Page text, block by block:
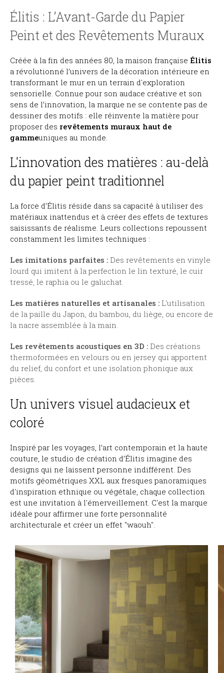
Élitis : L’Avant-Garde du Papier
Peint et des Revêtements Muraux
Créée à la fin des années 80, la maison française Élitis
a révolutionné l’univers de la décoration intérieure en
transformant le mur en un terrain d'exploration
sensorielle. Connue pour son audace créative et son
sens de l’innovation, la marque ne se contente pas de
dessiner des motifs : elle réinvente la matière pour
proposer des revêtements muraux haut de
gammeuniques au monde.
L'innovation des matières : au-delà
du papier peint traditionnel
La force d’Élitis réside dans sa capacité à utiliser des
matériaux inattendus et à créer des effets de textures
saisissants de réalisme. Leurs collections repoussent
constamment les limites techniques :
Les imitations parfaites : Des revêtements en vinyle
lourd qui imitent à la perfection le lin texturé, le cuir
tressé, le raphia ou le galuchat.
Les matières naturelles et artisanales : L'utilisation
de la paille du Japon, du bambou, du liège, ou encore de
la nacre assemblée à la main.
Les revêtements acoustiques en 3D : Des créations
thermoformées en velours ou en jersey qui apportent
du relief, du confort et une isolation phonique aux
pièces.
Un univers visuel audacieux et
coloré
Inspiré par les voyages, l’art contemporain et la haute
couture, le studio de création d’Élitis imagine des
designs qui ne laissent personne indifférent. Des
motifs géométriques XXL aux fresques panoramiques
d'inspiration ethnique ou végétale, chaque collection
est une invitation à l'émerveillement. C'est la marque
idéale pour affirmer une forte personnalité
architecturale et créer un effet "waouh".